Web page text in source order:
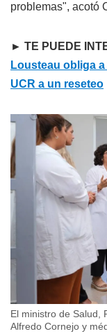
problemas", acotó
► TE PUEDE
Lousteau obliga
UCR a un reseteo
El ministro de Salud,
Alfredo Cornejo y